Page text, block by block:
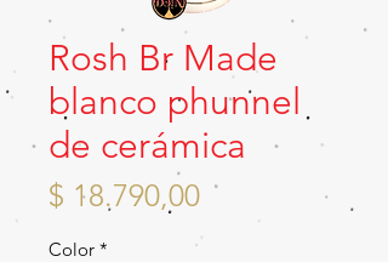
Rosh Br Made
blanco phunnel
de cerámica
$ 18.790,00Precio
Color *